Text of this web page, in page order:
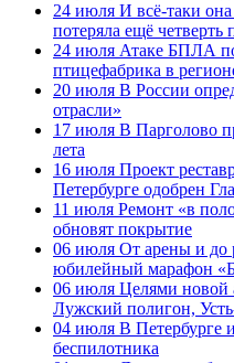
24 июля И всё-таки
потеряла ещё четверть
24 июля Атаке БПЛА
птицефабрика в
20 июля В России
отрасли»
17 июля В Парголово
лета
16 июля Проект
Петербурге одобрен
11 июля Ремонт «в
обновят покрытие
06 июля От арены и до
юбилейный марафон
06 июля Целями новой
Лужский полигон,
04 июля В Петербурге
беспилотника